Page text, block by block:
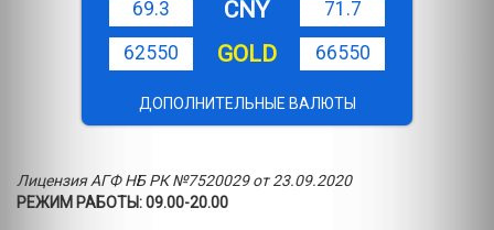
69.3
CNY
71.7
62550
GOLD 66550
ДОПОЛНИТЕЛЬНЫЕ ВАЛЮТЫ
Лицензия АГФ НБ РК №7520029 от 23.09.2020
РЕЖИМ РАБОТЫ: 09.00-20.00